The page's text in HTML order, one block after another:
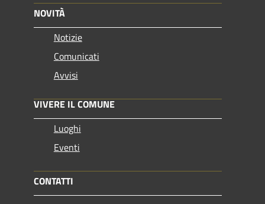
NOVITÀ
Notizie
Comunicati
Avvisi
VIVERE IL COMUNE
Luoghi
Eventi
CONTATTI